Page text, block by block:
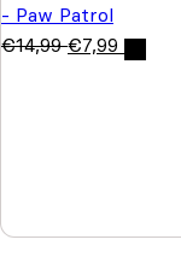
- Paw Patrol
€14,99 €7,99